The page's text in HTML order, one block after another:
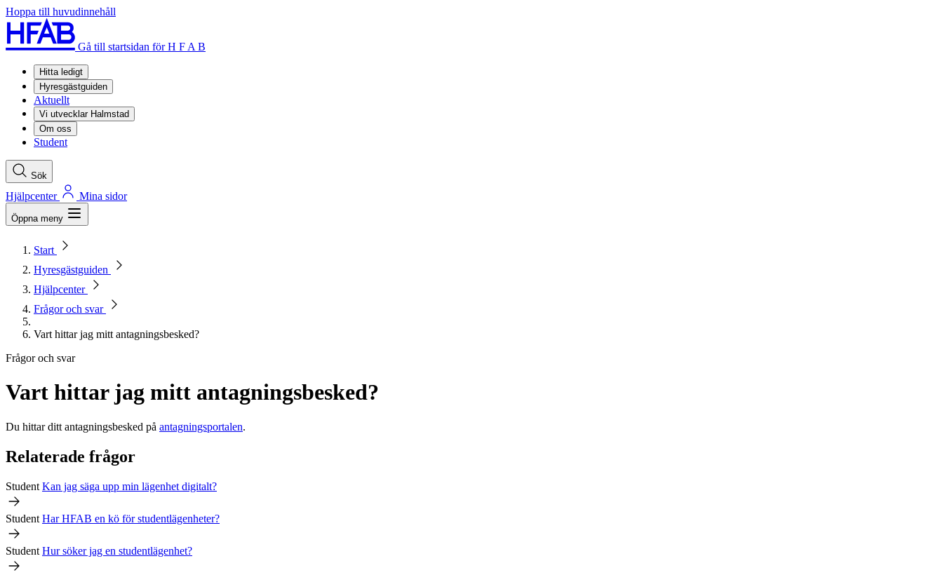
Hoppa till huvudinnehåll
Gå till startsidan för H F A B
Hitta ledigt
Hyresgästguiden
Aktuellt
Vi utvecklar Halmstad
Om oss
Student
Sök
Hjälpcenter Mina sidor
Öppna meny
Start
Hyresgästguiden
Hjälpcenter
Frågor och svar
Vart hittar jag mitt antagningsbesked?
Frågor och svar
Vart hittar jag mitt antagningsbesked?
Du hittar ditt antagningsbesked på antagningsportalen.
Relaterade frågor
Student Kan jag säga upp min lägenhet digitalt?
Student HarHFAB en kö för studentlägenheter?
Student Hur söker jag en studentlägenhet?